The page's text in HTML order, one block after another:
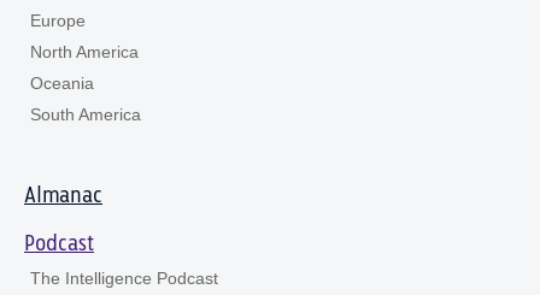
Europe
North America
Oceania
South America
Almanac
Podcast
The Intelligence Podcast